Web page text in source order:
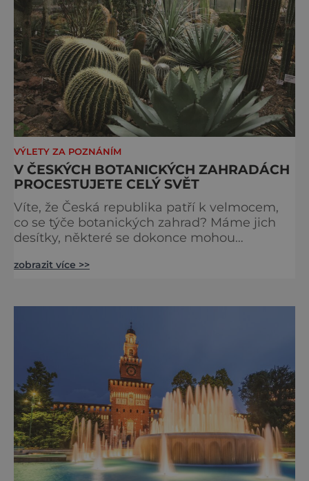
VÝLETY ZA POZNÁNÍM
V ČESKÝCH BOTANICKÝCH ZAHRADÁCH
PROCESTUJETE CELÝ SVĚT
Víte, že Česká republika patří k velmocem,
co se týče botanických zahrad? Máme jich
desítky, některé se dokonce mohou
Pojďme si některé oázy zeleně představit
zoo. Návštěvníkům se chlubí obří sbírkou 15
tisíc druhů rostlin, plnou třetinu n
zobrazit více >>